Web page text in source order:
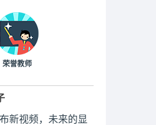
荣誉教师
新视频，未来的显